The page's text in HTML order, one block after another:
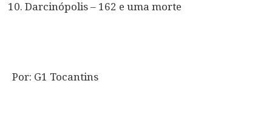
Darcinópolis – 162 e uma morte
Por: G1 Tocantins